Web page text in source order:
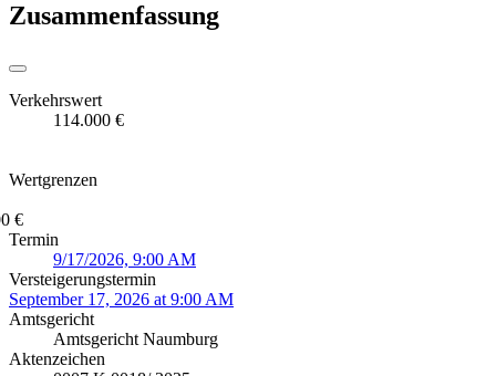
Zusammenfassung
Verkehrswert
114.000 €
Wertgrenzen
€
Termin
9/17/2026, 9:00 AM
Versteigerungstermin
September 17, 2026 at 9:00 AM
Amtsgericht
Amtsgericht Naumburg
Aktenzeichen